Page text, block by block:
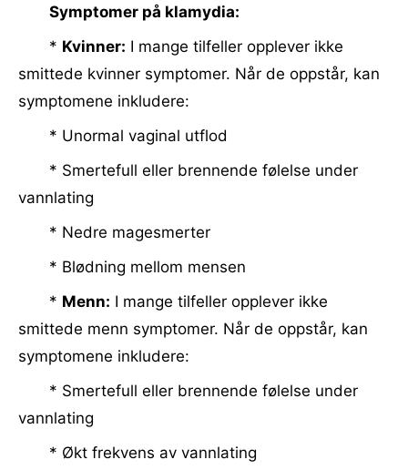
Symptomer på klamydia:
* Kvinner: I mange tilfeller opplever ikke
smittede kvinner symptomer. Når de oppstår, kan
symptomene inkludere:
* Unormal vaginal utflod
* Smertefull eller brennende følelse under
vannlating
* Nedre magesmerter
* Blødning mellom mensen
* Menn: I mange tilfeller opplever ikke
smittede menn symptomer. Når de oppstår, kan
symptomene inkludere:
* Smertefull eller brennende følelse under
vannlating
* Økt frekvens av vannlating